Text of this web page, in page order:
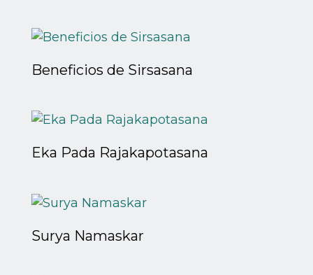
Beneficios de Sirsasana
Eka Pada Rajakapotasana
Surya Namaskar